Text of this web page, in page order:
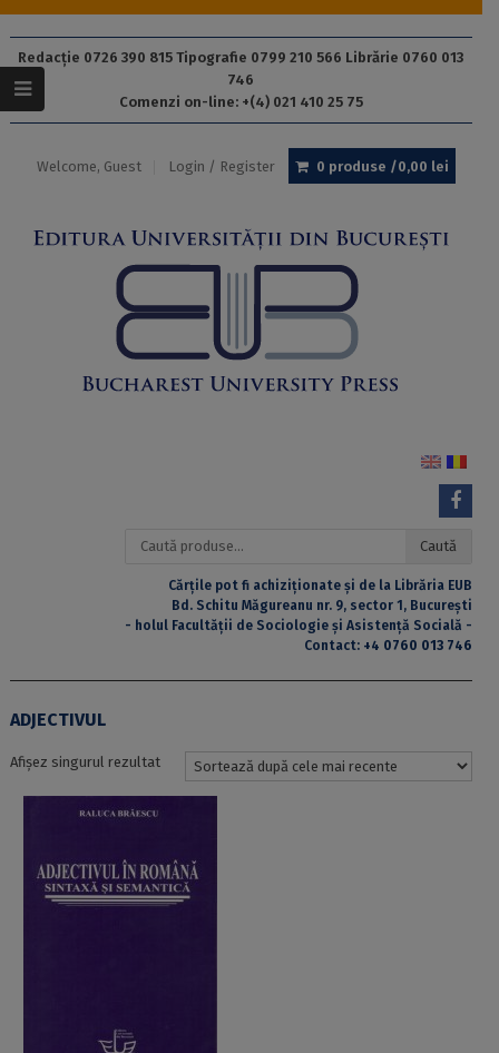
Redacție 0726 390 815 Tipografie 0799 210 566 Librărie 0760 013
746
Comenzi on-line: +(4) 021 410 25 75
Welcome, Guest Login / Register 0 produse /0,00 lei
Caută
Caută
Cărțile pot fi achiziționate și de la Librăria EUB
Bd. Schitu Măgureanu nr. 9, sector 1, București
- holul Facultății de Sociologie și Asistență Socială -
Contact: +4 0760 013 746
ADJECTIVUL
Afișez singurul rezultat